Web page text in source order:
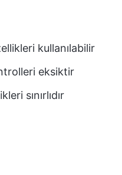
kullanılabilir
eksiktir
sınırlıdır